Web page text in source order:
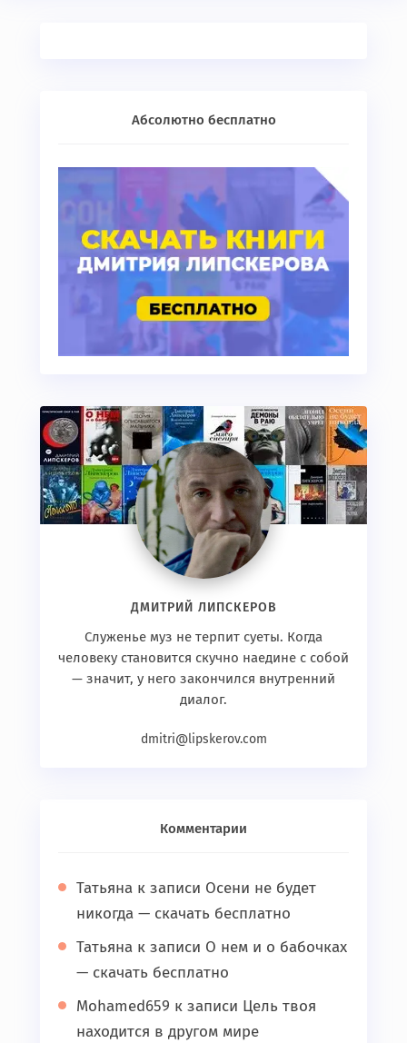
Абсолютно бесплатно
ДМИТРИЙ ЛИПСКЕРОВ
Служенье муз не терпит суеты. Когда
человеку становится скучно наедине с собой
— значит, у него закончился внутренний
диалог.
dmitri@lipskerov.com
Комментарии
Татьяна к записи Осени не будет
никогда — скачать бесплатно
Татьяна к записи О нем и о бабочках
— скачать бесплатно
Mohamed659 к записи Цель твоя
находится в другом мире